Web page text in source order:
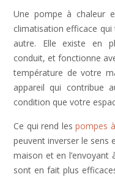
Une pompe à chaleur
climatisation efficace qui
autre. Elle existe en
conduit, et fonctionne
température de votre
appareil qui contribue
condition que votre
Ce qui rend lespompes
peuvent inverser le sens
maison et en l’envoyant
sont en fait plus